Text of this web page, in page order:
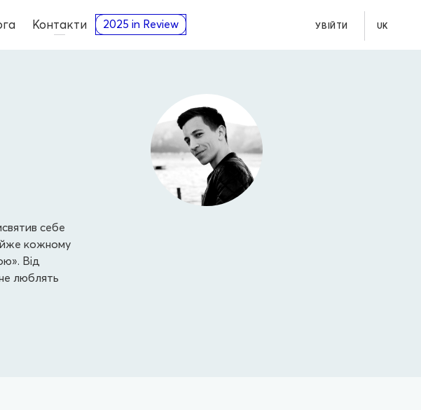
Контакти 2025 in Review УВІЙТИ UK
себе
кожному
Від
люблять